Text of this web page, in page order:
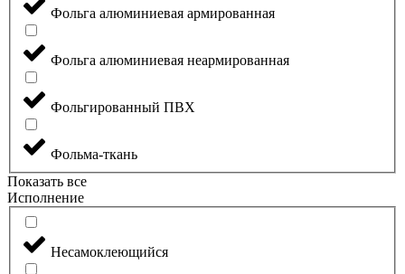
Фольга алюминиевая армированная
Фольга алюминиевая неармированная
Фольгированный ПВХ
Фольма-ткань
Показать все
Исполнение
Несамоклеющийся